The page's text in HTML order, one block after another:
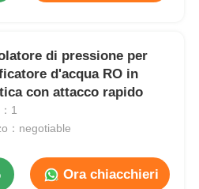
di pressione per
d'acqua RO in
con attacco rapido
1
：negotiable
Ora chiacchieri